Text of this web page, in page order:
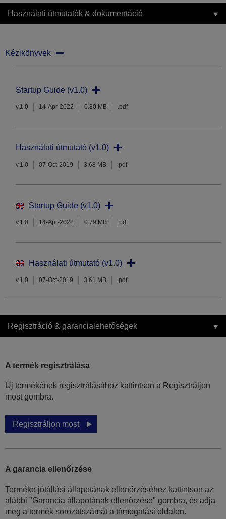
Használati útmutatók & dokumentáció
Kézikönyvek
Startup Guide (v1.0)
v.1.0 14-Apr-2022 0.80 MB .pdf
Használati útmutató (v1.0)
v.1.0 07-Oct-2019 3.68 MB .pdf
Startup Guide (v1.0)
v.1.0 14-Apr-2022 0.79 MB .pdf
Használati útmutató (v1.0)
v.1.0 07-Oct-2019 3.61 MB .pdf
Regisztráció & garancialehetőségek
A termék regisztrálása
Új termékének regisztrálásához kattintson a Regisztráljon
most gombra.
Regisztráljon most
A garancia ellenőrzése
Terméke jótállási állapotának ellenőrzéséhez kattintson az
alábbi "Garancia állapotának ellenőrzése" gombra, és adja
meg a termék sorozatszámát a támogatási oldalon.